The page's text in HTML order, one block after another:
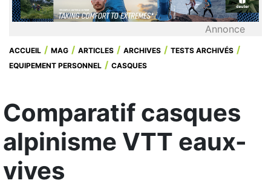
Annonce
ACCUEIL MAG ARTICLES ARCHIVES
TESTS ARCHIVÉS
EQUIPEMENT PERSONNEL
CASQUES
Comparatif casques
alpinisme VTT eaux-
vives